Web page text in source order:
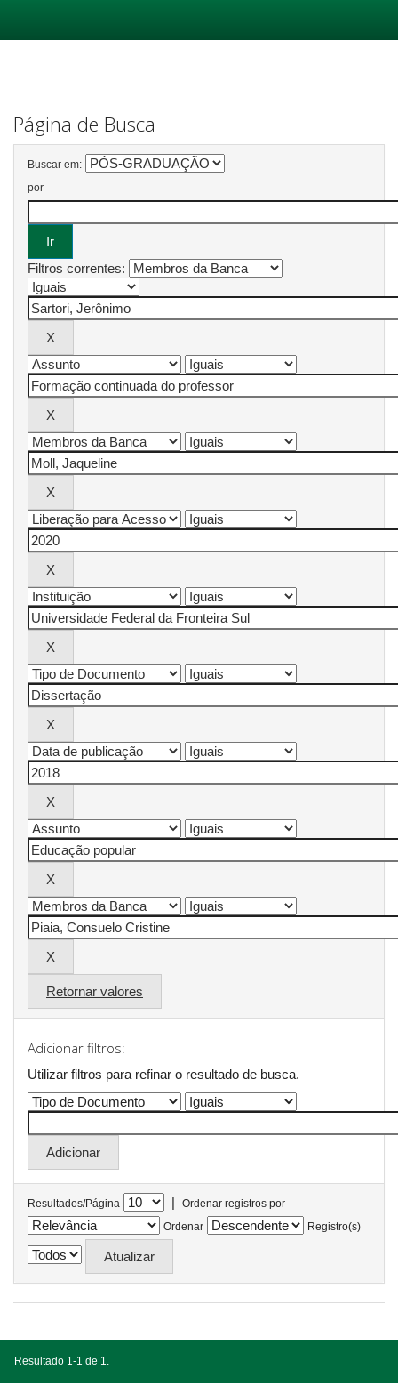
Página de Busca
Buscar em:
por
Filtros correntes:
Retornar valores
Adicionar filtros:
Utilizar filtros para refinar o resultado de busca.
Resultados/Página |
Ordenar registros por
Ordenar
Registro(s)
Resultado 1-1 de 1.